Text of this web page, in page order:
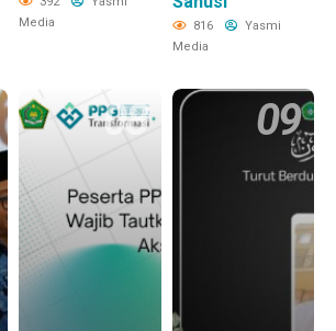
Media
816
Yasmi
Media